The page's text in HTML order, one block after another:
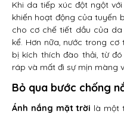
Khi da tiếp xúc đột ngột
khiến hoạt động của tuyến
cho cơ chế tiết dầu của
kể. Hơn nữa, nước trong
bị kích thích đào thải, từ
ráp và mất đi sự mịn màng
Bỏ qua bước chống
Ánh nắng mặt trời là một